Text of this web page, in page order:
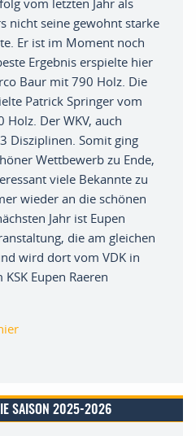
vom letzten Jahr als
nicht seine gewohnt starke
Er ist im Moment noch
Ergebnis erspielte hier
Baur mit 790 Holz. Die
Patrick Springer vom
Holz. Der WKV, auch
Disziplinen. Somit ging
er Wettbewerb zu Ende,
viele Bekannte zu
wieder an die schönen
Jahr ist Eupen
die am gleichen
wird dort vom VDK in
Eupen Raeren
SAISON 2025-2026